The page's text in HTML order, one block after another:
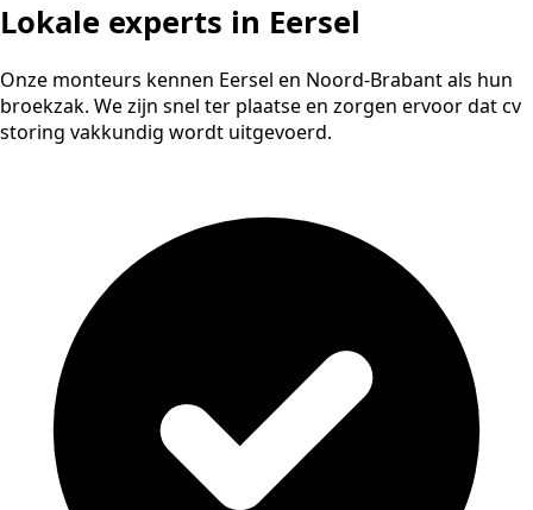
Lokale experts in Eersel
Onze monteurs kennen Eersel en Noord-Brabant als hun
broekzak. We zijn snel ter plaatse en zorgen ervoor dat cv
storing vakkundig wordt uitgevoerd.